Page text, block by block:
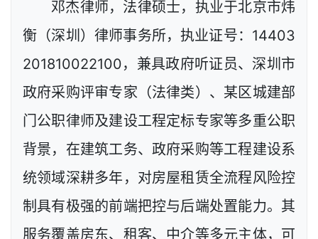
邓杰律师，法律硕士，执业于北京市炜
衡（深圳）律师事务所，执业证号：14403
201810022100，兼具政府听证员、深圳市
政府采购评审专家（法律类）、某区城建部
门公职律师及建设工程定标专家等多重公职
背景，在建筑工务、政府采购等工程建设系
统领域深耕多年，对房屋租赁全流程风险控
制具有极强的前端把控与后端处置能力。其
服务覆盖房东、租客、中介等多元主体，可